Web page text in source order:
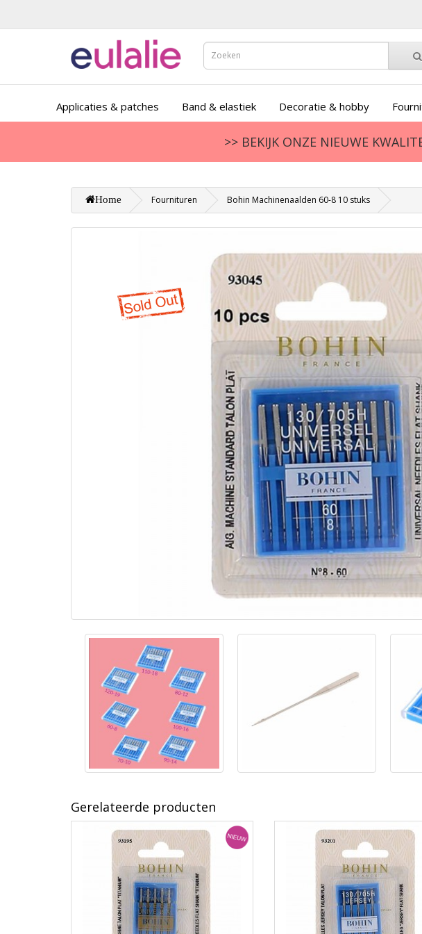
Applicaties & patches Band & elastiek Decoratie & hobby
>> BEKIJK ONZE NIEUWE
Home Fournituren Bohin Machinenaalden 60-8 10 stuks
Gerelateerde producten